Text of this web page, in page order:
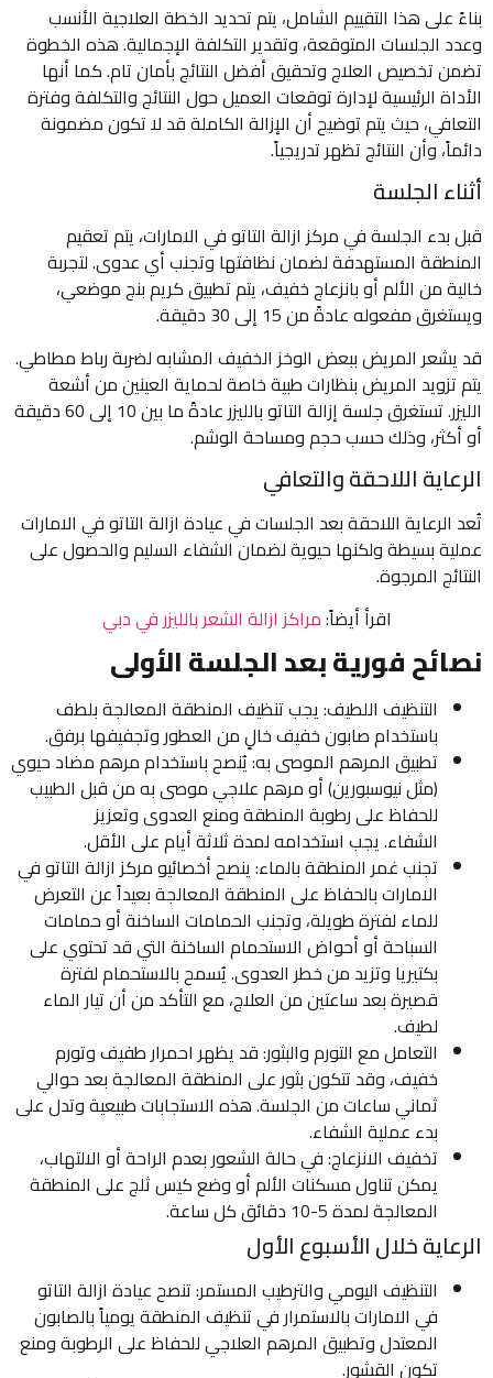
بناءً على هذا التقييم الشامل، يتم تحديد الخطة العلاجية الأنسب
وعدد الجلسات المتوقعة، وتقدير التكلفة الإجمالية. هذه الخطوة
تضمن تخصيص العلاج وتحقيق أفضل النتائج بأمان تام. كما أنها
الأداة الرئيسية لإدارة توقعات العميل حول النتائج والتكلفة وفترة
التعافي، حيث يتم توضيح أن الإزالة الكاملة قد لا تكون مضمونة
دائماً، وأن النتائج تظهر تدريجياً.
أثناء الجلسة
قبل بدء الجلسة في مركز ازالة التاتو في الامارات، يتم تعقيم
المنطقة المستهدفة لضمان نظافتها وتجنب أي عدوى. لتجربة
خالية من الألم أو بانزعاج خفيف، يتم تطبيق كريم بنج موضعي،
ويستغرق مفعوله عادةً من 15 إلى 30 دقيقة.
قد يشعر المريض ببعض الوخز الخفيف المشابه لضربة رباط مطاطي.
يتم تزويد المريض بنظارات طبية خاصة لحماية العينين من أشعة
الليزر. تستغرق جلسة إزالة التاتو بالليزر عادةً ما بين 10 إلى 60 دقيقة
أو أكثر، وذلك حسب حجم ومساحة الوشم.
الرعاية اللاحقة والتعافي
تُعد الرعاية اللاحقة بعد الجلسات في عيادة ازالة التاتو في الامارات
عملية بسيطة ولكنها حيوية لضمان الشفاء السليم والحصول على
النتائج المرجوة.
اقرأ أيضاً:مراكز ازالة الشعر بالليزر في دبي
نصائح فورية بعد الجلسة الأولى
التنظيف اللطيف: يجب تنظيف المنطقة المعالجة بلطف
باستخدام صابون خفيف خالٍ من العطور وتجفيفها برفق.
تطبيق المرهم الموصى به: يُنصح باستخدام مرهم مضاد حيوي
(مثل نيوسبورين) أو مرهم علاجي موصى به من قبل الطبيب
للحفاظ على رطوبة المنطقة ومنع العدوى وتعزيز
الشفاء. يجب استخدامه لمدة ثلاثة أيام على الأقل.
تجنب غمر المنطقة بالماء: ينصح أخصائيو مركز ازالة التاتو في
الامارات بالحفاظ على المنطقة المعالجة بعيداً عن التعرض
للماء لفترة طويلة، وتجنب الحمامات الساخنة أو حمامات
السباحة أو أحواض الاستحمام الساخنة التي قد تحتوي على
بكتيريا وتزيد من خطر العدوى. يُسمح بالاستحمام لفترة
قصيرة بعد ساعتين من العلاج، مع التأكد من أن تيار الماء
لطيف.
التعامل مع التورم والبثور: قد يظهر احمرار طفيف وتورم
خفيف، وقد تتكون بثور على المنطقة المعالجة بعد حوالي
ثماني ساعات من الجلسة. هذه الاستجابات طبيعية وتدل على
بدء عملية الشفاء.
تخفيف الانزعاج: في حالة الشعور بعدم الراحة أو الالتهاب،
يمكن تناول مسكنات الألم أو وضع كيس ثلج على المنطقة
المعالجة لمدة 5-10 دقائق كل ساعة.
الرعاية خلال الأسبوع الأول
التنظيف اليومي والترطيب المستمر: تنصح عيادة ازالة التاتو
في الامارات بالاستمرار في تنظيف المنطقة يومياً بالصابون
المعتدل وتطبيق المرهم العلاجي للحفاظ على الرطوبة ومنع
تكون القشور.